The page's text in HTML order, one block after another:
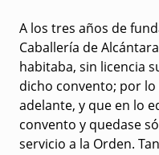
A los tres años de
Caballería de
habitaba, sin licencia
dicho convento; por
adelante, y que en lo
convento y quedase
servicio a la Orden.